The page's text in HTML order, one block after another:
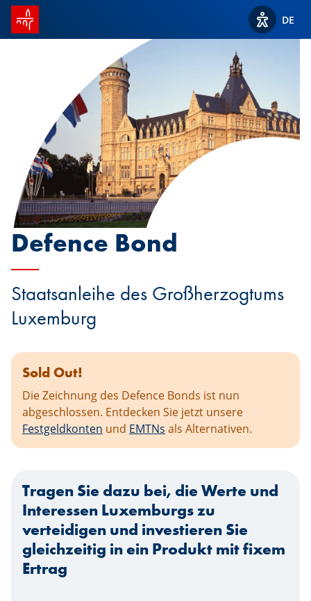
Startseite SPUERKEESS
Optionen
DE
Defence Bond
Staatsanleihe des Großherzogtums
Luxemburg
Sold Out!
Die Zeichnung des Defence Bonds ist nun
abgeschlossen. Entdecken Sie jetzt unsere
Festgeldkonten und EMTNs als Alternativen.
Tragen Sie dazu bei, die Werte und
Interessen Luxemburgs zu
verteidigen und investieren Sie
gleichzeitig in ein Produkt mit fixem
Ertrag